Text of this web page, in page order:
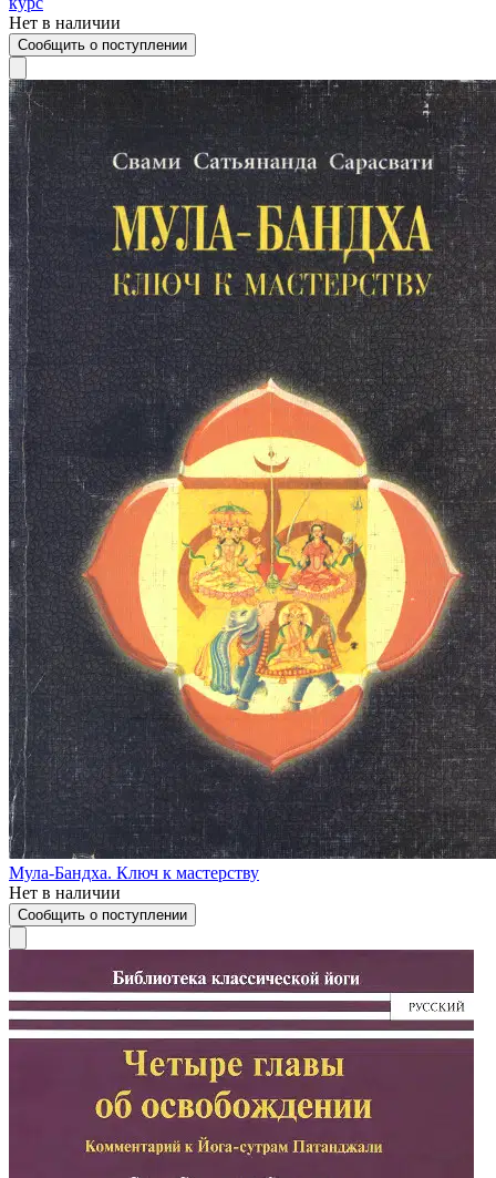
Нет в наличии
Сообщить о поступлении
Мула-Бандха. Ключ к мастерству
Нет в наличии
Сообщить о поступлении